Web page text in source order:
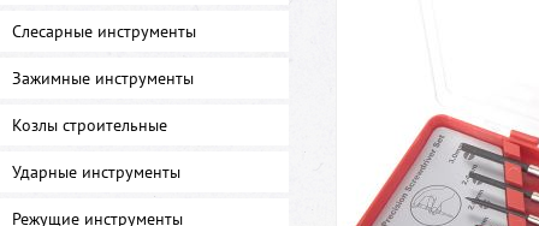
Слесарные инструменты
Зажимные инструменты
Козлы строительные
Ударные инструменты
Режущие инструменты